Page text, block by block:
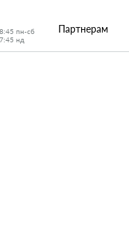
пн-сб
нд
Партнерам